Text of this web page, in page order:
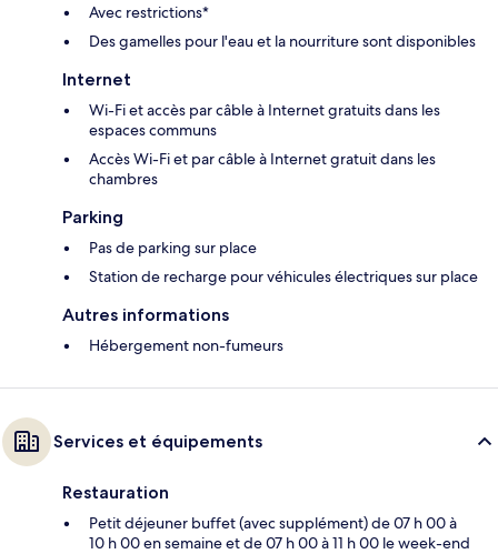
Avec restrictions*
Des gamelles pour l'eau et la nourriture sont disponibles
Internet
Wi-Fi et accès par câble à Internet gratuits dans les
espaces communs
Accès Wi-Fi et par câble à Internet gratuit dans les
chambres
Parking
Pas de parking sur place
Station de recharge pour véhicules électriques sur place
Autres informations
Hébergement non-fumeurs
Services et équipements
Restauration
Petit déjeuner buffet (avec supplément) de 07 h 00 à
10 h 00 en semaine et de 07 h 00 à 11 h 00 le week-end